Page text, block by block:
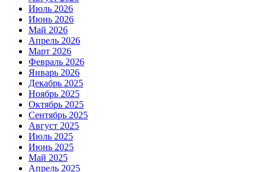
Июль 2026
Июнь 2026
Май 2026
Апрель 2026
Март 2026
Февраль 2026
Январь 2026
Декабрь 2025
Ноябрь 2025
Октябрь 2025
Сентябрь 2025
Август 2025
Июль 2025
Июнь 2025
Май 2025
Апрель 2025